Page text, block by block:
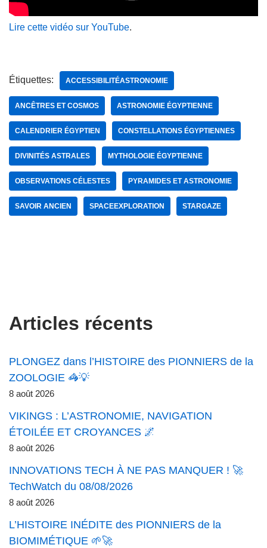
Lire cette vidéo sur YouTube.
Étiquettes: ACCESSIBILITÉASTRONOMIE
ANCÊTRES ET COSMOS ASTRONOMIE ÉGYPTIENNE
CALENDRIER ÉGYPTIEN CONSTELLATIONS ÉGYPTIENNES
DIVINITÉS ASTRALES MYTHOLOGIE ÉGYPTIENNE
OBSERVATIONS CÉLESTES PYRAMIDES ET ASTRONOMIE
SAVOIR ANCIEN SPACEEXPLORATION STARGAZE
Articles récents
PLONGEZ dans l’HISTOIRE des PIONNIERS de la
ZOOLOGIE 🦓💡
8 août 2026
VIKINGS : L’ASTRONOMIE, NAVIGATION
ÉTOILÉE ET CROYANCES 🌌
8 août 2026
INNOVATIONS TECH À NE PAS MANQUER ! 🚀
TechWatch du 08/08/2026
8 août 2026
L’HISTOIRE INÉDITE des PIONNIERS de la
BIOMIMÉTIQUE 🌱🚀